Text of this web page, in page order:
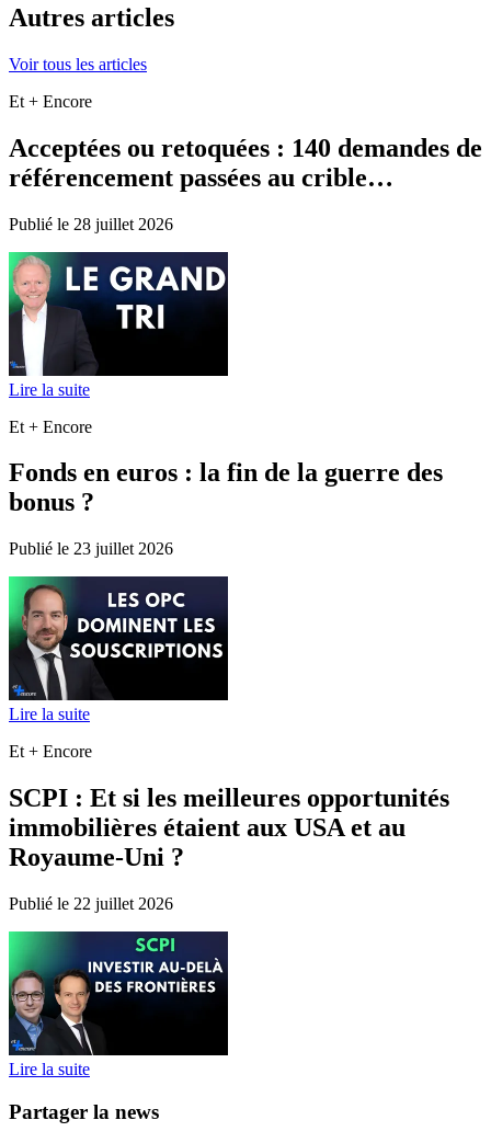
Autres articles
Voir tous les articles
Et + Encore
Acceptées ou retoquées : 140 demandes de
référencement passées au crible…
Publié le 28 juillet 2026
Lire la suite
Et + Encore
Fonds en euros : la fin de la guerre des
bonus ?
Publié le 23 juillet 2026
Lire la suite
Et + Encore
SCPI : Et si les meilleures opportunités
immobilières étaient aux USA et au
Royaume-Uni ?
Publié le 22 juillet 2026
Lire la suite
Partager la news